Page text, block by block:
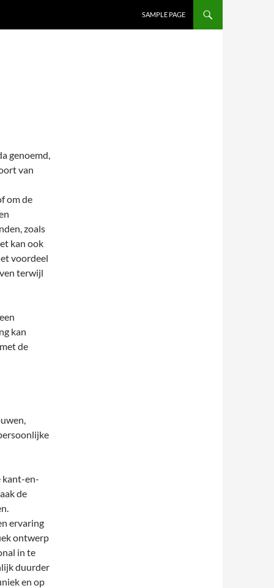
SAMPLE PAGE
genoemd,
van
om de
zoals
kan ook
voordeel
terwijl
kan
de
kant-en-
de
ervaring
ontwerp
in te
duurder
en op